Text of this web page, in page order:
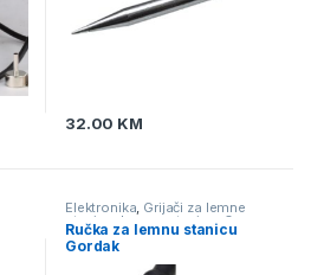
32.00 KM
Elektronika, Grijači za lemne
stanice Lemne stanice, Oprema
za lemljenje,Pomagala i alat za
lemljenje
Ručka za lemnu stanicu
Gordak